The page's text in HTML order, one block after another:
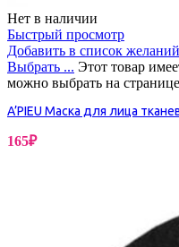
Нет в наличии
Быстрый просмотр
Добавить в список желаний
Выбрать ... Этот товар
можно выбрать на
A’PIEU Маска для лица
165₽